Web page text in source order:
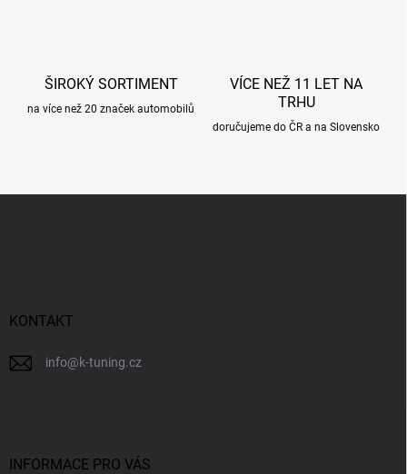
ŠIROKÝ SORTIMENT
na více než 20 značek automobilů
VÍCE NEŽ 11 LET NA
TRHU
doručujeme do ČR a na Slovensko
KONTAKT
info@k-tuning.cz
INFORMACE PRO VÁS